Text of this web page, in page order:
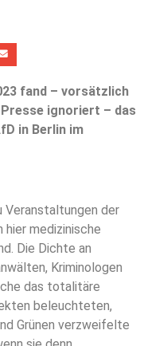
fand – vorsätzlich
ignoriert – das
in Berlin im
Veranstaltungen der
hier medizinische
Die Dichte an
Kriminologen
das totalitäre
beleuchteten,
Grünen verzweifelte